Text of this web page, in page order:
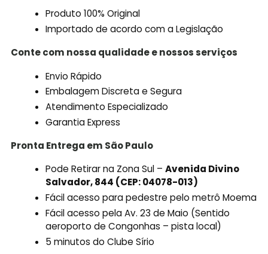
Produto 100% Original
Importado de acordo com a Legislação
Conte com nossa qualidade e nossos serviços
Envio Rápido
Embalagem Discreta e Segura
Atendimento Especializado
Garantia Express
Pronta Entrega em São Paulo
Pode Retirar na Zona Sul –Avenida Divino
Salvador, 844 (CEP: 04078-013)
Fácil acesso para pedestre pelo metrô Moema
Fácil acesso pela Av. 23 de Maio (Sentido
aeroporto de Congonhas – pista local)
5 minutos do Clube Sírio